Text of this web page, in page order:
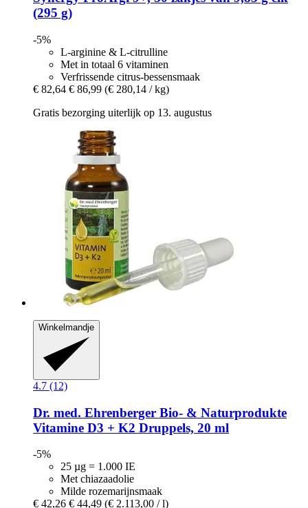
(295 g)
-5%
L-arginine & L-citrulline
Met in totaal 6 vitaminen
Verfrissende citrus-bessensmaak
€ 82,64 € 86,99 (€ 280,14 / kg)
Gratis bezorging uiterlijk op 13. augustus
Winkelmandje
4.7 (12)
Dr. med. Ehrenberger Bio- & Naturprodukte
Vitamine D3 + K2 Druppels, 20 ml
-5%
25 µg = 1.000 IE
Met chiazaadolie
Milde rozemarijnsmaak
€ 42,26 € 44,49 (€ 2.113,00 / l)